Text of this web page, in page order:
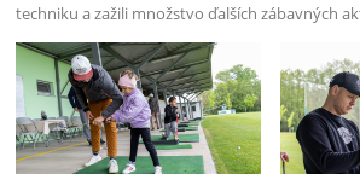
techniku a zažili množstvo ďalších zábavných